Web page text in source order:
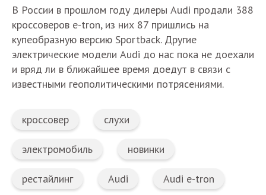
В России в прошлом году дилеры Audi продали 388
кроссоверов e-tron, из них 87 пришлись на
купеобразную версию Sportback. Другие
электрические модели Audi до нас пока не доехали
и вряд ли в ближайшее время доедут в связи с
известными геополитическими потрясениями.
кроссовер слухи
электромобиль новинки
рестайлинг Audi Audi e-tron